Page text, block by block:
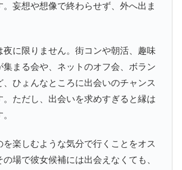
。妄想や想像で終わらせず、外へ出ま
夜に限りません。街コンや朝活、趣味
集まる会や、ネットのオフ会、ボラン
、ひょんなところに出会いのチャンス
。ただし、出会いを求めすぎると縁は
を楽しむような気分で行くことをオス
場で彼女候補には出会えなくても、